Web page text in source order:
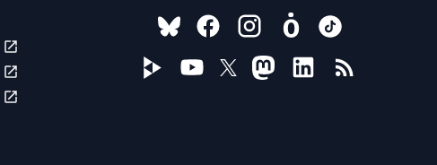
FOLLOW US ON